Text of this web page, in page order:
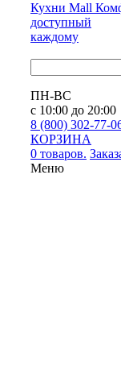
Кухни Mall
доступный
каждому
ПН-ВС
с 10:00 до 20:00
8 (800) 302-77-
КОРЗИНА
0 товаров.
Меню